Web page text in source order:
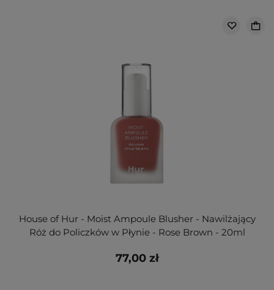
House of Hur - Moist Ampoule Blusher - Nawilżający
Róż do Policzków w Płynie - Rose Brown - 20ml
77,00 zł